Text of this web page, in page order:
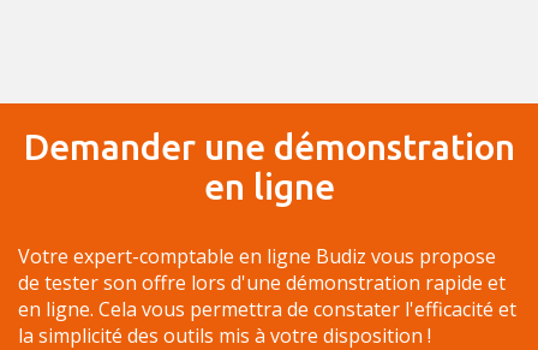
Demander une démonstration
en ligne
Votre expert-comptable en ligne Budiz vous propose
de tester son offre lors d'une démonstration rapide et
en ligne. Cela vous permettra de constater l'efficacité et
la simplicité des outils mis à votre disposition !